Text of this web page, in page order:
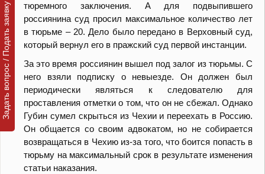
тюремного заключения. А для подвыпившего
россиянина суд просил максимальное количество лет
в тюрьме – 20. Дело было передано в Верховный суд,
который вернул его в пражский суд первой инстанции.
За это время россиянин вышел под залог из тюрьмы. С
него взяли подписку о невыезде. Он должен был
периодически являться к следователю для
проставления отметки о том, что он не сбежал. Однако
Губин сумел скрыться из Чехии и переехать в Россию.
Он общается со своим адвокатом, но не собирается
возвращаться в Чехию из-за того, что боится попасть в
тюрьму на максимальный срок в результате изменения
статьи наказания.
Задать вопрос / Подать заявку